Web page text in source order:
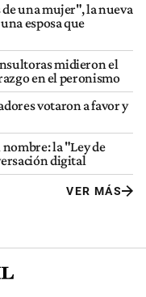
una mujer", la nueva
esposa que
midieron el
en el peronismo
votaron a favor y
la "Ley de
digital
VER MÁS